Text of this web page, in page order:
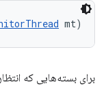
mt)
برای بسته‌هایی که